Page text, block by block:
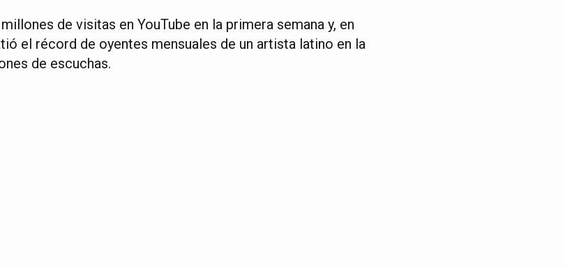
de visitas en YouTube en la primera semana y, en
el récord de oyentes mensuales de un artista latino en la
de escuchas.